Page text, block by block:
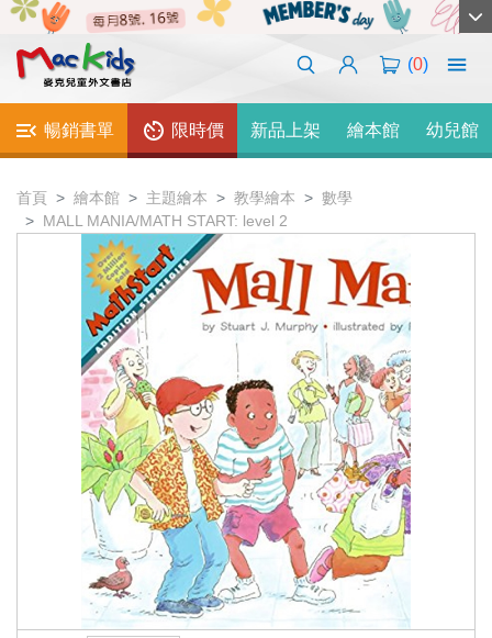
(0)
暢銷書單 限時價 新品上架 繪本館 幼兒館
首頁 繪本館 主題繪本 教學繪本
數學
MALL MANIA/MATH START: level 2